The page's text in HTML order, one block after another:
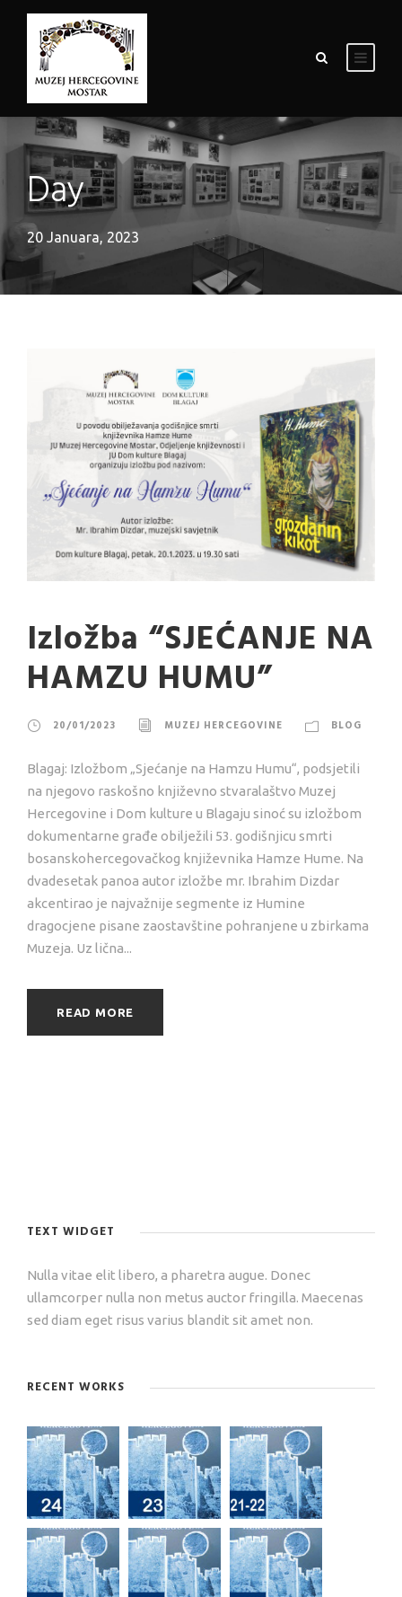
Day
20 Januara, 2023
Izložba “SJEĆANJE NA
HAMZU HUMU”
20/01/2023 MUZEJ HERCEGOVINE BLOG
Blagaj: Izložbom „Sjećanje na Hamzu Humu“, podsjetili
na njegovo raskošno književno stvaralaštvo Muzej
Hercegovine i Dom kulture u Blagaju sinoć su izložbom
dokumentarne građe obilježili 53. godišnjicu smrti
bosanskohercegovačkog književnika Hamze Hume. Na
dvadesetak panoa autor izložbe mr. Ibrahim Dizdar
akcentirao je najvažnije segmente iz Humine
dragocjene pisane zaostavštine pohranjene u zbirkama
Muzeja. Uz lična...
READ MORE
TEXT WIDGET
Nulla vitae elit libero, a pharetra augue. Donec
ullamcorper nulla non metus auctor fringilla. Maecenas
sed diam eget risus varius blandit sit amet non.
RECENT WORKS